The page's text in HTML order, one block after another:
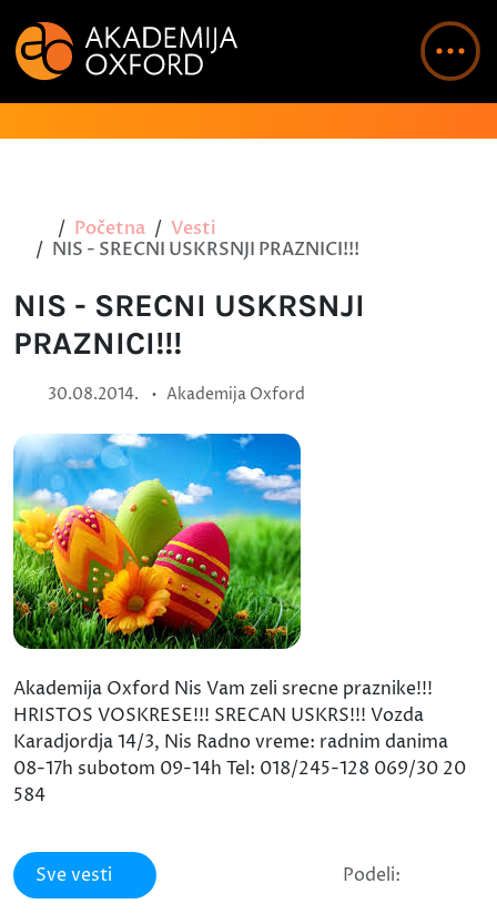
Početna
Vesti
NIS - SRECNI USKRSNJI PRAZNICI!!!
NIS - SRECNI USKRSNJI
PRAZNICI!!!
30.08.2014. • Akademija Oxford
Akademija Oxford Nis Vam zeli srecne praznike!!!
HRISTOS VOSKRESE!!! SRECAN USKRS!!! Vozda
Karadjordja 14/3, Nis Radno vreme: radnim danima
08-17h subotom 09-14h Tel: 018/245-128 069/30 20
584
Sve vesti Podeli: